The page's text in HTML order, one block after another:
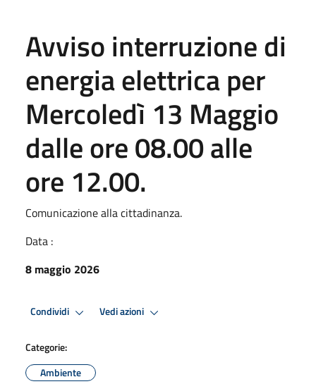
Avviso interruzione di
energia elettrica per
Mercoledì 13 Maggio
dalle ore 08.00 alle
ore 12.00.
Comunicazione alla cittadinanza.
Data :
8 maggio 2026
Condividi Vedi azioni
Categorie:
Ambiente